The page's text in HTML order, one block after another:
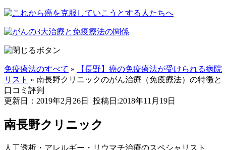
免疫療法のすべて »
【長野】癌の免疫療法が受けられる病院
リスト » 南長野クリニックのがん治療（免疫療法）の特徴と
口コミ評判
更新日：2019年2月26日
投稿日:2018年11月19日
南長野クリニック
人工透析・アレルギー・リウマチ治療のスペシャリスト